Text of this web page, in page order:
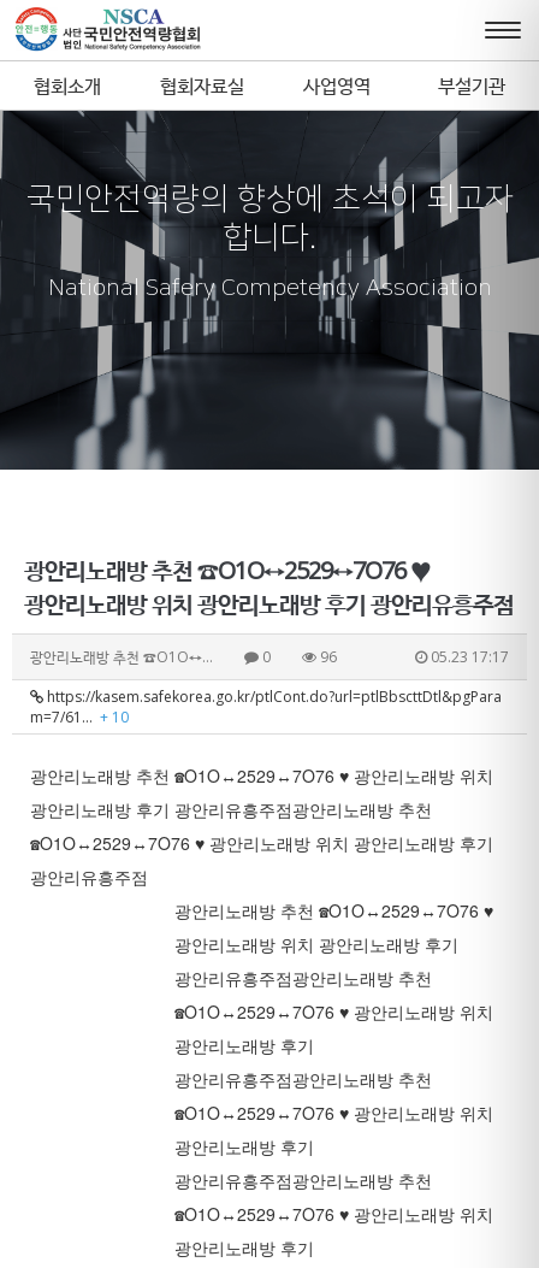
협회소개 협회자료실 사업영역 부설기관
국민안전역량의 향상에 초석이 되고자
합니다.
National Safery Competency Association
광안리노래방 추천 ☎O1O↔2529↔7O76 ♥
광안리노래방 위치 광안리노래방 후기 광안리유흥주점
광안리노래방 추천 ☎O1O↔… 0 96
05.23 17:17
https://kasem.safekorea.go.kr/ptlCont.do?url=ptlBbscttDtl&pgPara
m=7/61… + 10
광안리노래방 추천 ☎O1O↔2529↔7O76 ♥ 광안리노래방 위치
광안리노래방 후기 광안리유흥주점광안리노래방 추천
☎O1O↔2529↔7O76 ♥ 광안리노래방 위치 광안리노래방 후기
광안리유흥주점
광안리노래방 추천 ☎O1O↔2529↔7O76 ♥
광안리노래방 위치 광안리노래방 후기
광안리유흥주점광안리노래방 추천
☎O1O↔2529↔7O76 ♥ 광안리노래방 위치
광안리노래방 후기
광안리유흥주점광안리노래방 추천
☎O1O↔2529↔7O76 ♥ 광안리노래방 위치
광안리노래방 후기
광안리유흥주점광안리노래방 추천
☎O1O↔2529↔7O76 ♥ 광안리노래방 위치
광안리노래방 후기